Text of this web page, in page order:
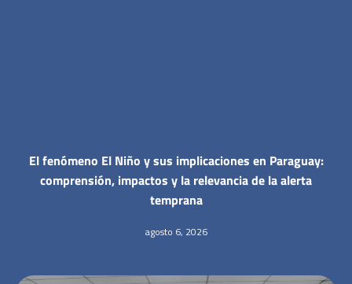
El fenómeno El Niño y sus implicaciones en Paraguay:
comprensión, impactos y la relevancia de la alerta
temprana
agosto 6, 2026